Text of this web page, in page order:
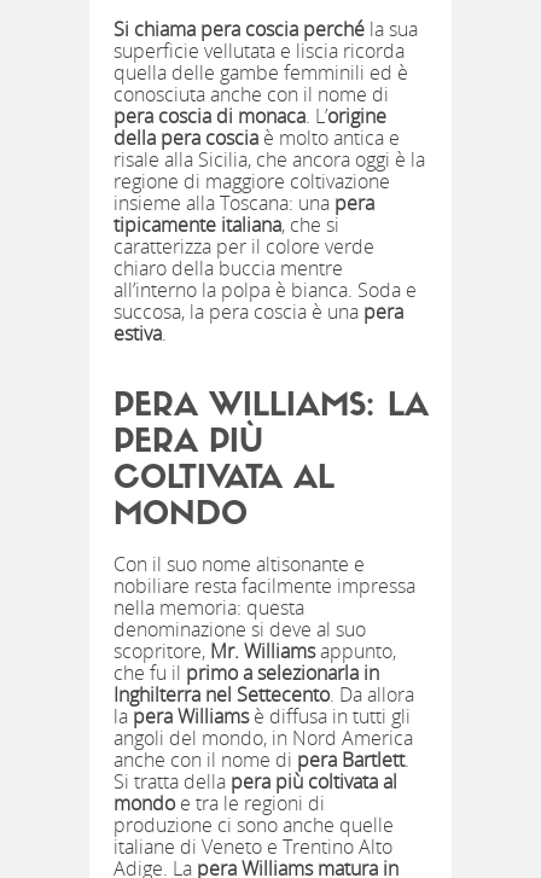
Si chiama pera coscia perché la sua
superficie vellutata e liscia ricorda
quella delle gambe femminili ed è
conosciuta anche con il nome di
pera coscia di monaca. L’origine
della pera coscia è molto antica e
risale alla Sicilia, che ancora oggi è la
regione di maggiore coltivazione
insieme alla Toscana: una pera
tipicamente italiana, che si
caratterizza per il colore verde
chiaro della buccia mentre
all’interno la polpa è bianca. Soda e
succosa, la pera coscia è una pera
estiva.
PERA WILLIAMS: LA
PERA PIÙ
COLTIVATA AL
MONDO
Con il suo nome altisonante e
nobiliare resta facilmente impressa
nella memoria: questa
denominazione si deve al suo
scopritore, Mr. Williamsappunto,
che fu il primo a selezionarla in
Inghilterra nel Settecento. Da allora
la pera Williamsè diffusa in tutti gli
angoli del mondo, in Nord America
anche con il nome di pera Bartlett.
Si tratta della pera più coltivata al
mondo e tra le regioni di
produzione ci sono anche quelle
italiane di Veneto e Trentino Alto
Adige. La pera Williams matura in